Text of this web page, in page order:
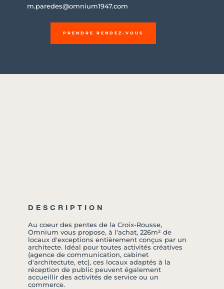
m.paredes@omnium1947.com
PRENDRE RENDEZ-VOUS
DESCRIPTION
Au coeur des pentes de la Croix-Rousse,
Omnium vous propose, à l'achat, 226m² de
locaux d'exceptions entièrement conçus par un
architecte. Idéal pour toutes activités créatives
(agence de communication, cabinet
d'architectute, etc), ces locaux adaptés à la
réception de public peuvent également
accueillir des activités de service ou un
commerce.